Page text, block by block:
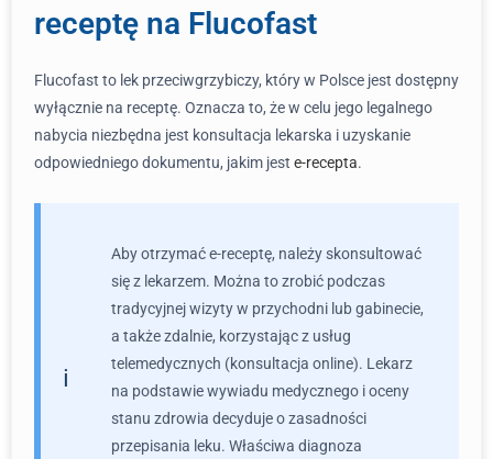
receptę na Flucofast
Flucofast to lek przeciwgrzybiczy, który w Polsce jest dostępny
wyłącznie na receptę. Oznacza to, że w celu jego legalnego
nabycia niezbędna jest konsultacja lekarska i uzyskanie
odpowiedniego dokumentu, jakim jest e-recepta.
Aby otrzymać e-receptę, należy skonsultować
się z lekarzem. Można to zrobić podczas
tradycyjnej wizyty w przychodni lub gabinecie,
a także zdalnie, korzystając z usług
telemedycznych (konsultacja online). Lekarz
na podstawie wywiadu medycznego i oceny
stanu zdrowia decyduje o zasadności
przepisania leku. Właściwa diagnoza